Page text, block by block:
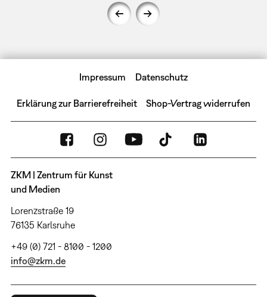
Impressum Datenschutz
Erklärung zur Barrierefreiheit Shop-Vertrag widerrufen
ZKM | Zentrum für Kunst
und Medien
Lorenzstraße 19
76135 Karlsruhe
+49 (0) 721 - 8100 - 1200
info@zkm.de